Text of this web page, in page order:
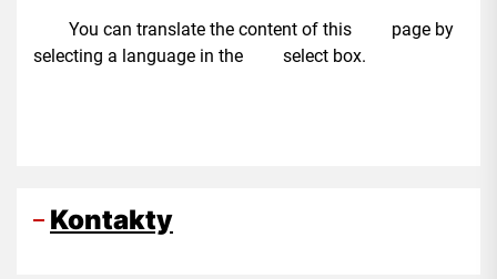
You can translate the content of this page by
selecting a language in the select box.
Kontakty